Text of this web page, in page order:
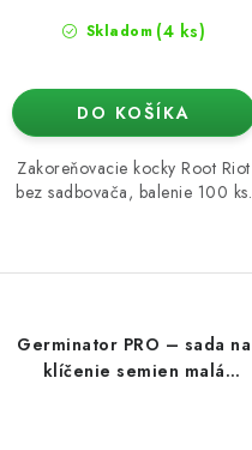
Skladom (4 ks)
DO KOŠÍKA
Zakoreňovacie kocky Root Riot
bez sadbovača, balenie 100 ks.
Germinator PRO – sada na
klíčenie semien malá